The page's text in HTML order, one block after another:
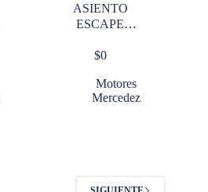
ASIENTO
ESCAPE
OM460
$0
Motores
Mercedez